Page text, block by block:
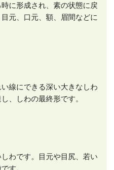
に形成され、素の状態に戻
元、口元、額、眉間などに
線にできる深い大きなしわ
、しわの最終形です。
わです。目元や目尻、若い
す。